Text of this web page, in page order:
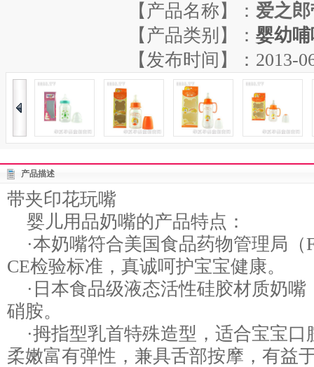
【产品名称】： 爱之
【产品类别】： 婴幼
【发布时间】：2013-
产品描述
带夹印花玩嘴
婴儿用品奶嘴的产品特点：
·本奶嘴符合美国食品药物管理局（
CE检验标准，真诚呵护宝宝健康。
·日本食品级液态活性硅胶材质奶嘴
硝胺。
·拇指型乳首特殊造型，适合宝宝口
柔嫩富有弹性，兼具舌部按摩，有益